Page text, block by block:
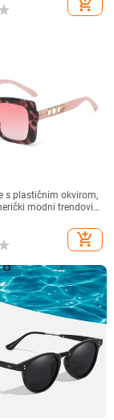
naočale u uličnomadd_shopping_cart
s plastičnim okvirom,
modni trendovi
sunčane naočale
add_shopping_cart